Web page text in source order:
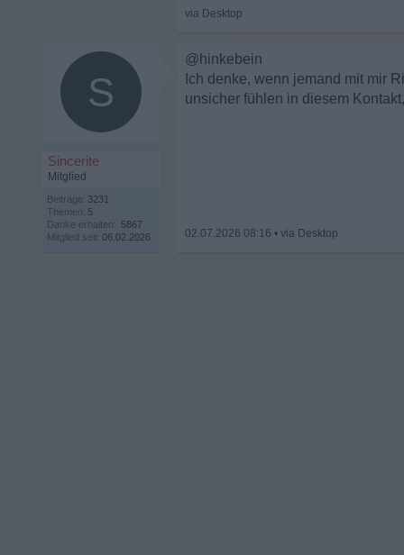
S
Sincerite
Mitglied
Beiträge: 3231
Themen: 5
Danke erhalten: 5867
Mitglied seit: 06.02.2026
@hinkebein
Ich denke, wenn jemand mit mir
unsicher fühlen in diesem
02.07.2026 08:16 •